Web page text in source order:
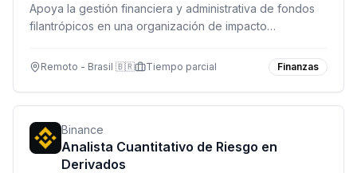
Apoya la gestión financiera y administrativa de fondos
filantrópicos en una organización de impacto
ocasionales presenciales.
Remoto - Brasil 🇧🇷 Tiempo parcial Finanzas
Binance
Analista Cuantitativo de Riesgo en
Derivados